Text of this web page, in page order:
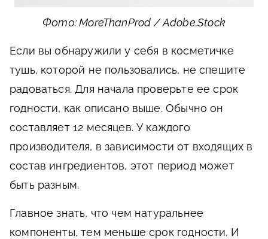
Фото: MoreThanProd / Adobe.Stock
Если вы обнаружили у себя в косметичке
тушь, которой не пользовались, не спешите
радоваться. Для начала проверьте ее срок
годности, как описано выше. Обычно он
составляет 12 месяцев. У каждого
производителя, в зависимости от входящих в
состав ингредиентов, этот период может
быть разным.
Главное знать, что чем натуральнее
компоненты, тем меньше срок годности. И